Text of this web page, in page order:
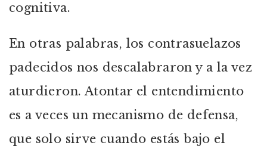
cognitiva.
En otras palabras, los contrasuelazos
padecidos nos descalabraron y a la vez
aturdieron. Atontar el entendimiento
es a veces un mecanismo de defensa,
que solo sirve cuando estás bajo el